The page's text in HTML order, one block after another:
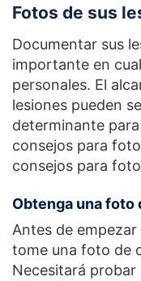
Fotos de sus
Documentar sus
importante en
personales. El
lesiones pueden
determinante
consejos para
consejos para
Obtenga una foto
Antes de
tome una foto de
Necesitará probar